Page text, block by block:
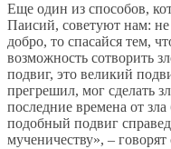
Еще один из способов,
Паисий, советуют нам: не
добро, то спасайся тем,
возможность сотворить
подвиг, это великий
прегрешил, мог сделать
последние времена от зла
подобный подвиг
мученичеству», –